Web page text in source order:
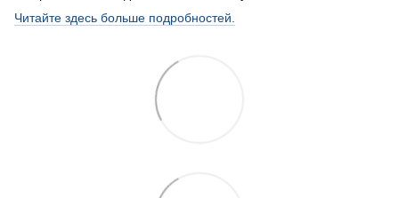
Читайте здесь больше подробностей.